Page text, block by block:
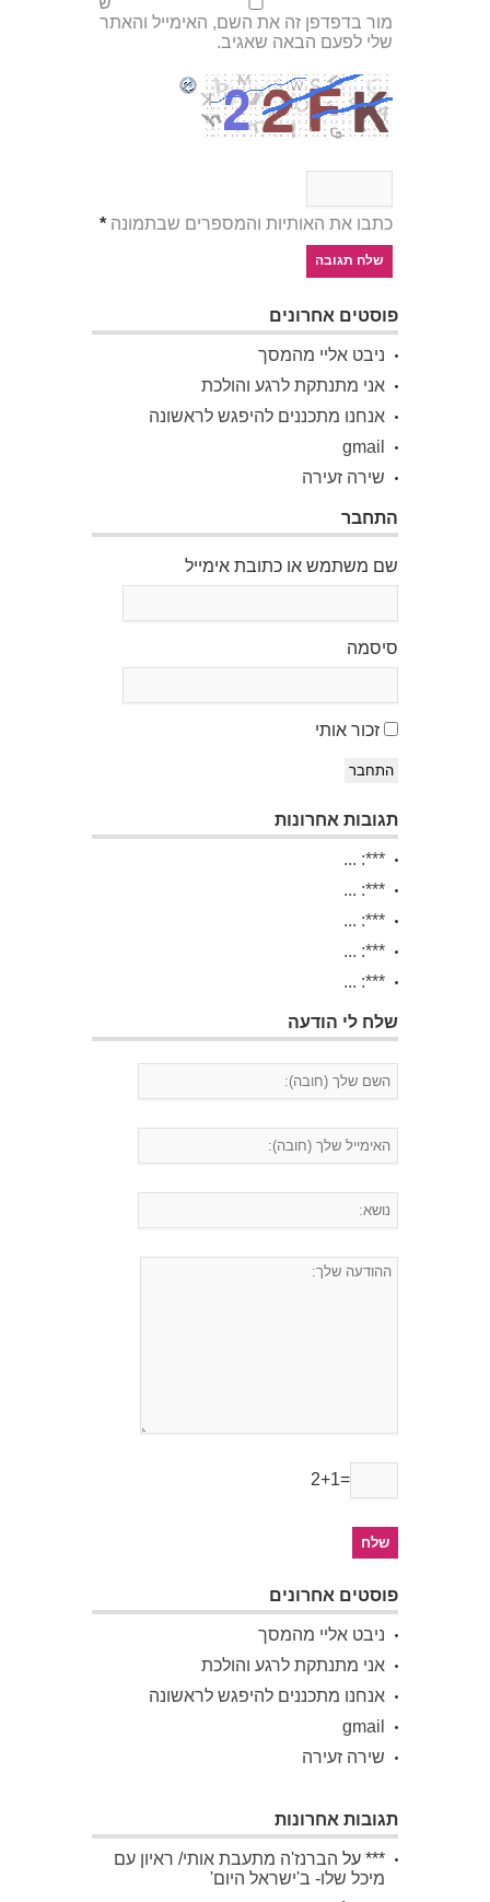
מור בדפדפן זה את השם, האימייל והאתר
שלי לפעם הבאה שאגיב.
כתבו את האותיות והמספרים שבתמונה *
פוסטים אחרונים
ניבט אליי מהמסך
אני מתנתקת לרגע והולכת
אנחנו מתכננים להיפגש לראשונה
gmail
שירה זעירה
התחבר
שם משתמש או כתובת אימייל
סיסמה
זכור אותי
התחבר
תגובות אחרונות
***: ...
***: ...
***: ...
***: ...
***: ...
שלח לי הודעה
2+1=
פוסטים אחרונים
ניבט אליי מהמסך
אני מתנתקת לרגע והולכת
אנחנו מתכננים להיפגש לראשונה
gmail
שירה זעירה
תגובות אחרונות
*** על הברנז'ה מתעבת אותי/ ראיון עם
מיכל שלו- ב'ישראל היום'